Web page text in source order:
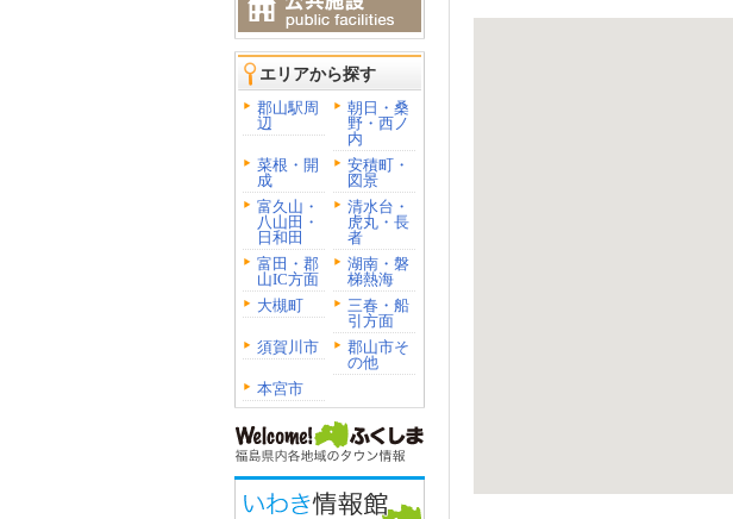
エリアから探す
郡山駅周
辺
朝日・桑
野・西ノ
内
菜根・開
成
安積町・
図景
富久山・
八山田・
日和田
清水台・
虎丸・長
者
富田・郡
山IC方面
湖南・磐
梯熱海
大槻町
三春・船
引方面
須賀川市
郡山市そ
の他
本宮市